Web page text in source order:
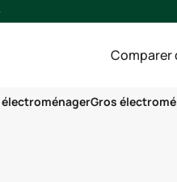
Comparer
Gros